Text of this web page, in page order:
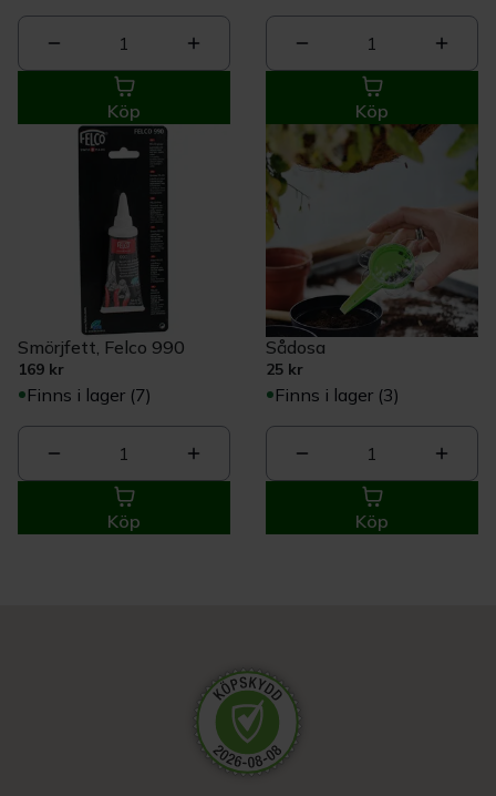
1
Köp
1
Köp
Smörjfett, Felco 990
169 kr
Finns i lager (7)
1
Köp
Sådosa
25 kr
Finns i lager (3)
1
Köp